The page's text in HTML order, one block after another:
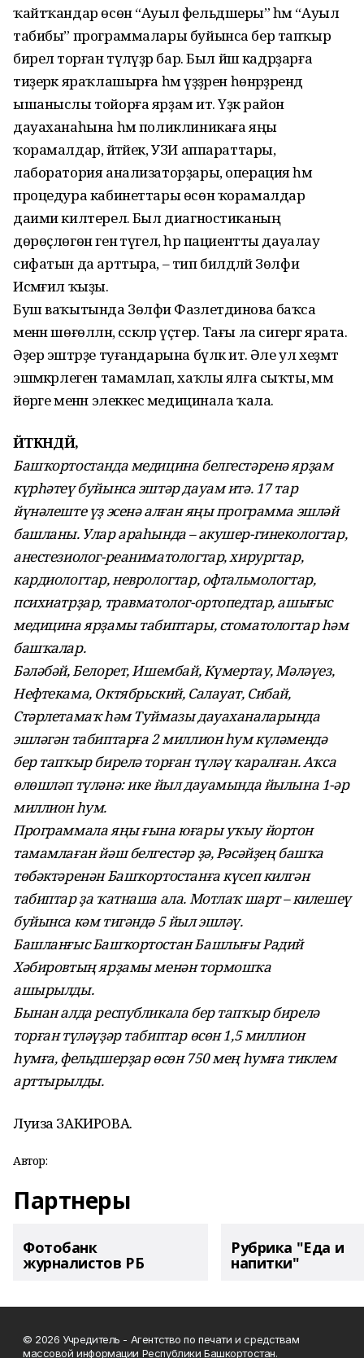
ҡайтҡандар өсөн “Ауыл фельдшеры” һәм “Ауыл
табибы” программалары буйынса бер тапҡыр
бирелә торған түләүҙәр бар. Был йәш кадрҙарға
тиҙерәк яраҡлашырға һәм үҙҙәрен һөнәрҙәрендә
ышаныслы тойорға ярҙам итә. Үҙәк район
дауаханаһына һәм поликлиникаға яңы
ҡорамалдар, әйтәйек, УЗИ аппараттары,
лаборатория анализаторҙары, операция һәм
процедура кабинеттары өсөн ҡорамалдар
даими килтерелә. Был диагностиканың
дөрөҫлөгөн генә түгел, һәр пациентты дауалау
сифатын да арттыра, – тип билдәләй Зөлфиә
Исмәғил ҡыҙы.
Буш ваҡытында Зөлфиә Фазлетдинова баҡса
менән шөғөлләнә, сәскәләр үҫтерә. Тағы ла сигергә ярата.
Әҙер эштәрҙе туғандарына бүләк итә. Әле ул хеҙмәт
эшмәкәрлеген тамамлап, хаҡлы ялға сыҡты, әммә
йөрәге менән элеккесә медицинала ҡала.
ӘЙТКӘНДӘЙ,
Башҡортостанда медицина белгестәренә ярҙам
күрһәтеү буйынса эштәр дауам итә. 17 тар
йүнәлеште үҙ эсенә алған яңы программа эшләй
башланы. Улар араһында – акушер-гинекологтар,
анестезиолог-реаниматологтар, хирургтар,
кардиологтар, неврологтар, офтальмологтар,
психиатрҙар, травматолог-ортопедтар, ашығыс
медицина ярҙамы табиптары, стоматологтар һәм
башҡалар.
Бәләбәй, Белорет, Ишембай, Күмертау, Мәләүез,
Нефтекама, Октябрьский, Салауат, Сибай,
Стәрлетамаҡ һәм Туймазы дауаханаларында
эшләгән табиптарға 2 миллион һум күләмендә
бер тапҡыр бирелә торған түләү ҡаралған. Аҡса
өлөшләп түләнә: ике йыл дауамында йылына 1-әр
миллион һум.
Программала яңы ғына юғары уҡыу йортон
тамамлаған йәш белгестәр ҙә, Рәсәйҙең башҡа
төбәктәренән Башҡортостанға күсеп килгән
табиптар ҙа ҡатнаша ала. Мотлаҡ шарт – килешеү
буйынса кәм тигәндә 5 йыл эшләү.
Башланғыс Башҡортостан Башлығы Радий
Хәбировтың ярҙамы менән тормошҡа
ашырылды.
Бынан алда республикала бер тапҡыр бирелә
торған түләүҙәр табиптар өсөн 1,5 миллион
һумға, фельдшерҙар өсөн 750 мең һумға тиклем
арттырылды.
Луиза ЗАКИРОВА.
Автор:
Партнеры
Фотобанк
журналистов РБ
Рубрика "Еда и
напитки"
© 2026 Учредитель - Агентство по печати и средствам
массовой информации Республики Башкортостан.